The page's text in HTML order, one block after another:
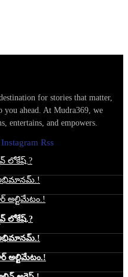
for stories that matter,
you ahead. At Mudra369, we
entertains, and empowers.
Instagram Rss
లోకేష్.?
అల్టిమేటం.!
లోకేష్.?
అల్టిమేటం.!